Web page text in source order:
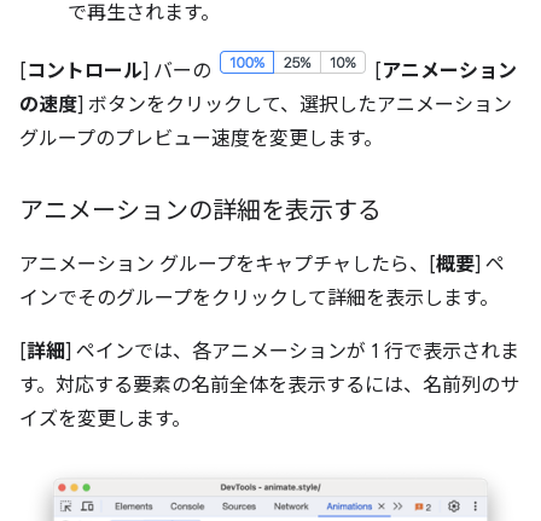
で再生されます。
[コントロール] バーの [アニメーション
の速度] ボタンをクリックして、選択したアニメーション
グループのプレビュー速度を変更します。
アニメーションの詳細を表示する
アニメーション グループをキャプチャしたら、[概要] ペ
インでそのグループをクリックして詳細を表示します。
[詳細] ペインでは、各アニメーションが 1 行で表示されま
す。対応する要素の名前全体を表示するには、名前列のサ
イズを変更します。